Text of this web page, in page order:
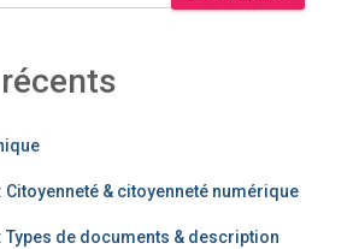
Citoyenneté & citoyenneté numérique
Types de documents & description